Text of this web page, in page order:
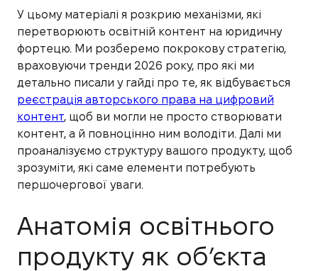
У цьому матеріалі я розкрию механізми, які
перетворюють освітній контент на юридичну
фортецю. Ми розберемо покрокову стратегію,
враховуючи тренди 2026 року, про які ми
детально писали у гайді про те, як відбувається
реєстрація авторського права на цифровий
контент, щоб ви могли не просто створювати
контент, а й повноцінно ним володіти. Далі ми
проаналізуємо структуру вашого продукту, щоб
зрозуміти, які саме елементи потребують
першочергової уваги.
Анатомія освітнього
продукту як об’єкта